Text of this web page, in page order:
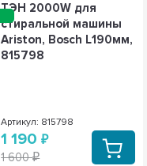
ТЭН 2000W для
стиральной машины
Ariston, Bosch L190мм,
815798
Артикул: 815798
1 190
1 600